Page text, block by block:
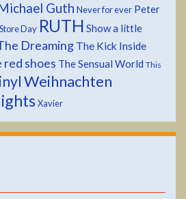
Guth Never for ever Peter
Day RUTH Show a little
Dreaming The Kick Inside
red shoes The Sensual World This
Weihnachten
Xavier